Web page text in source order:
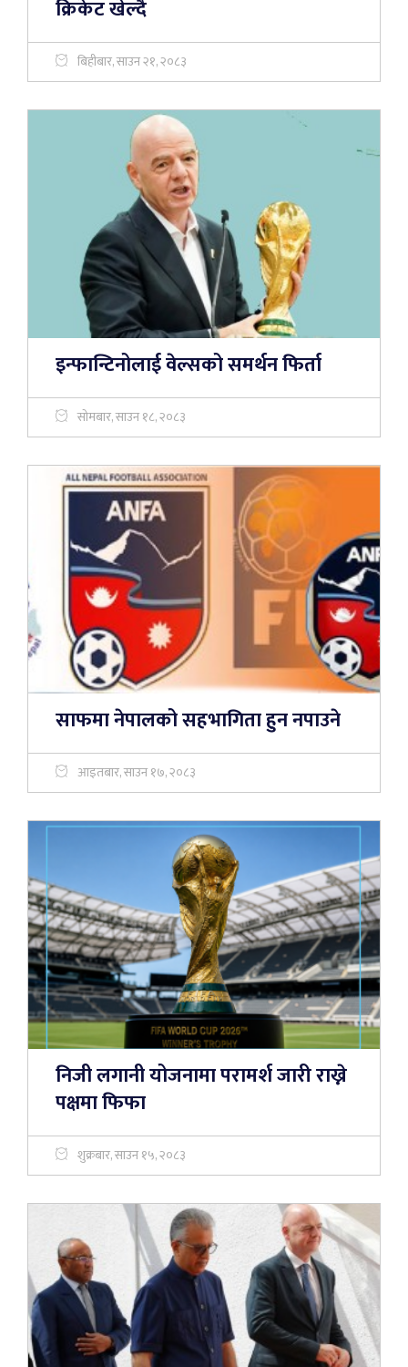
क्रिकेट खेल्दै
बिहीबार, साउन २१, २०८३
इन्फान्टिनोलाई वेल्सको समर्थन फिर्ता
सोमबार, साउन १८, २०८३
साफमा नेपालको सहभागिता हुन नपाउने
आइतबार, साउन १७, २०८३
निजी लगानी योजनामा परामर्श जारी राख्ने
पक्षमा फिफा
शुक्रबार, साउन १५, २०८३